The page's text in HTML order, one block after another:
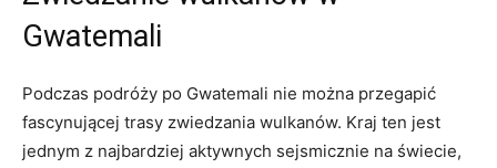
Gwatemali
Podczas podróży ⁤po‍ Gwatemali nie można przegapić
fascynującej trasy zwiedzania wulkanów. ‌Kraj ten jest
jednym z najbardziej aktywnych sejsmicznie na ⁣świecie,